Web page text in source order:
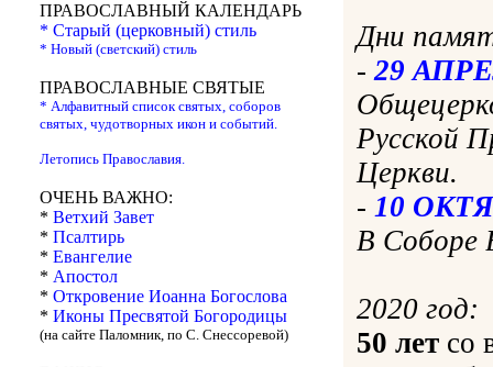
ПРАВОСЛАВНЫЙ КАЛЕНДАРЬ
* Старый (церковный) стиль
* Новый (светский) стиль
ПРАВОСЛАВНЫЕ СВЯТЫЕ
* Алфавитный список святых, соборов
святых, чудотворных икон и событий.
Летопись Православия.
ОЧЕНЬ ВАЖНО:
* Ветхий Завет
* Псалтирь
* Евангелие
* Апостол
* Откровение Иоанна Богослова
* Иконы Пресвятой Богородицы
(на сайте Паломник, по С. Снессоревой)
Дни
-29
Русской
Церкви.
- 10
В Соборе
2020 год:
50 лет со